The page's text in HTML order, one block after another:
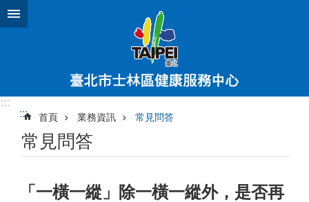
跳到主要內容區塊
:::
:::
首頁 業務資訊 常見問答
常見問答
「一橫一縱」除一橫一縱外，是否再